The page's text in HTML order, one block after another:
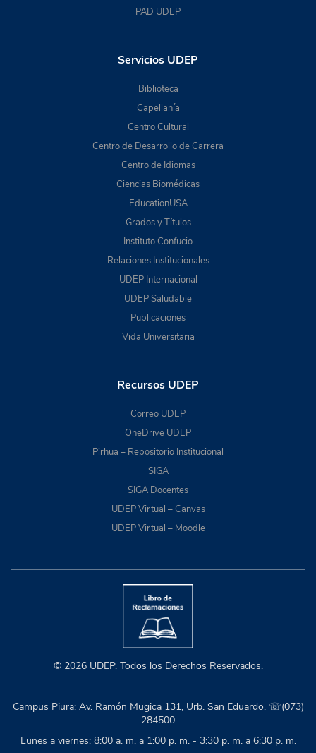
PAD UDEP
Servicios UDEP
Biblioteca
Capellanía
Centro Cultural
Centro de Desarrollo de Carrera
Centro de Idiomas
Ciencias Biomédicas
EducationUSA
Grados y Títulos
Instituto Confucio
Relaciones Institucionales
UDEP Internacional
UDEP Saludable
Publicaciones
Vida Universitaria
Recursos UDEP
Correo UDEP
OneDrive UDEP
Pirhua – Repositorio Institucional
SIGA
SIGA Docentes
UDEP Virtual – Canvas
UDEP Virtual – Moodle
© 2026 UDEP. Todos los Derechos Reservados.
Campus Piura: Av. Ramón Mugica 131, Urb. San Eduardo. ☏(073)
284500
Lunes a viernes: 8:00 a. m. a 1:00 p. m. - 3:30 p. m. a 6:30 p. m.